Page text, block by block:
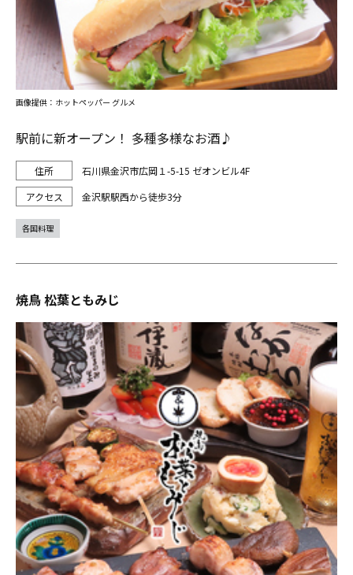
駅前に新オープン！ 多種多様なお酒♪
石川県金沢市広岡１-5-15 ゼオンビル4F
金沢駅駅西から徒歩3分
画像提供：ホットペッパー グルメ
各国料理
焼鳥 松葉ともみじ